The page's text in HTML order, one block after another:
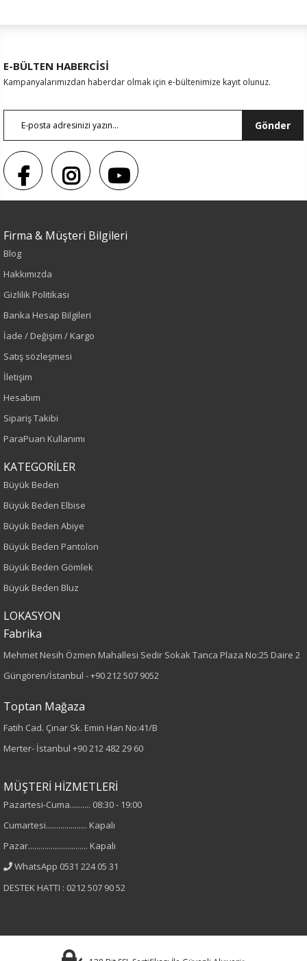
Renk
Siyah
Sezon
İlkbahar-Yaz
Yetişkin
Kalıp
Büyük Beden
Kumaş Tipi
Örme
Desen
Puanlı
%95 Polyester
Yaka Tipi
E-BÜLTEN HABERCİSİ
Kampanyalarımızdan haberdar olmak için e-bültenimize kayıt olunuz.
Gönder
Firma & Müşteri Bilgileri
Blog
Hakkımızda
Gizlilik Politikası
Banka Hesap Bilgileri
İade / Değişim / Kargo
Satış sözleşmesi
İletişim
Hesabım
Sipariş Takibi
ParaPuan Kullanımı
KATEGORİLER
Büyük Beden
Büyük Beden Elbise
Büyük Beden Abiye
Büyük Beden Pantolon
Büyük Beden Gömlek
Büyük Beden Bluz
LOKASYON
Fabrika
Mehmet Nesih Özmen Mahallesi Sedir Sokak Tanca Plaza No:25 Daire 2
Güngören/İstanbul -+90 212 507 9052
Toptan Mağaza
Fatih Cad. Çınar Sk. Emin Han No:41/B
Merter- İstanbul +90 212 482 29 60
MÜŞTERİ HİZMETLERİ
Pazartesi-Cuma.......... 08:30 - 19:00
Cumartesi.................... Kapalı
Pazar............................. Kapalı
WhatsApp 0531 224 05 31
DESTEK HATTI : 0212 507 90 52